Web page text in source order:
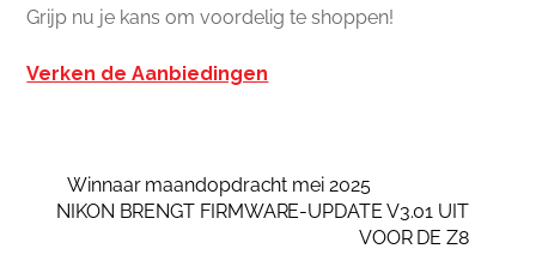
Grijp nu je kans om voordelig te shoppen!
Verken de Aanbiedingen
Winnaar maandopdracht mei 2025
NIKON BRENGT FIRMWARE-UPDATE V3.01 UIT
VOOR DE Z8